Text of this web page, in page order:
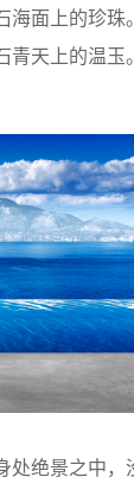
面上的珍珠。
天上的温玉。
处绝景之中，